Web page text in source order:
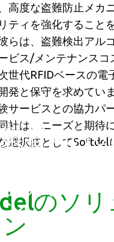
者向け
盗難防止
高度な盗難防止メカ
ティを強化すること
らは、盗難検出アル
ビス/メンテナンスコ
世代RFIDベースの電
発と保守を求めてい
サービスとの協力パ
社は、ニーズと期待
選択肢としてSoftdel
のソリ